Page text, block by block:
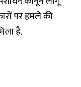
पर हमले की
है.